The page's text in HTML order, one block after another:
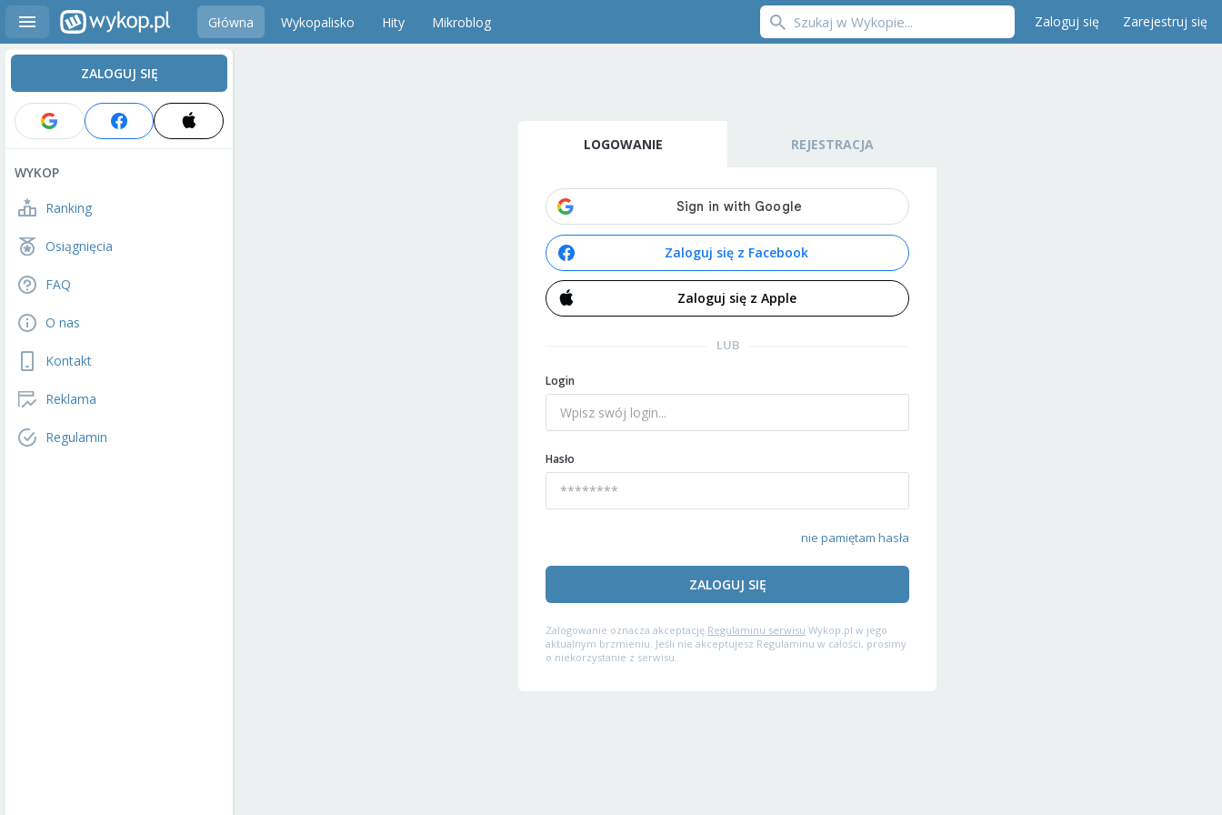
Główna Wykopalisko Hity Mikroblog Zaloguj się Zarejestruj się
ZALOGUJ SIĘ
WYKOP
Ranking
Osiągnięcia
FAQ
O nas
Kontakt
Reklama
Regulamin
LOGOWANIE REJESTRACJA
Zaloguj się z Facebook
Zaloguj się z Apple
LUB
Login
Hasło
nie pamiętam hasła
ZALOGUJ SIĘ
Zalogowanie oznacza akceptację Regulaminu serwisu Wykop.pl w jego
aktualnym brzmieniu. Jeśli nie akceptujesz Regulaminu w całości, prosimy
o niekorzystanie z serwisu.